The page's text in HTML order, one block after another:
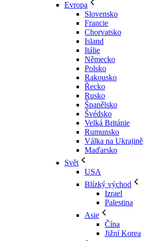
Evropa
Slovensko
Francie
Chorvatsko
Island
Itálie
Německo
Polsko
Rakousko
Řecko
Rusko
Španělsko
Švédsko
Velká Británie
Rumunsko
Válka na Ukrajině
Maďarsko
Svět
USA
Blízký východ
Izrael
Palestina
Asie
Čína
Jižní Korea